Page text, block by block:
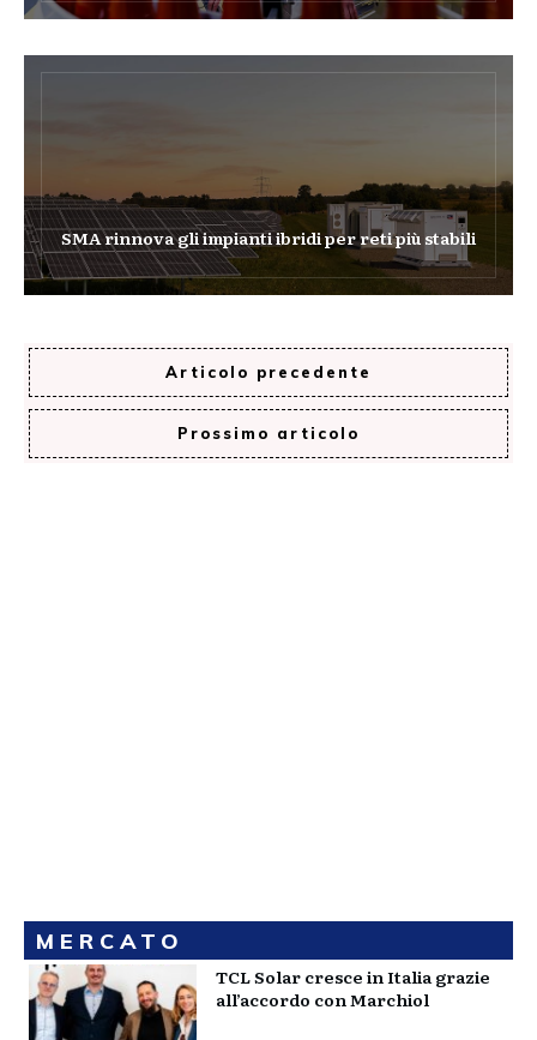
SMA rinnova gli impianti ibridi per reti più stabili
Articolo precedente
Prossimo articolo
MERCATO
TCL Solar cresce in Italia grazie
all’accordo con Marchiol